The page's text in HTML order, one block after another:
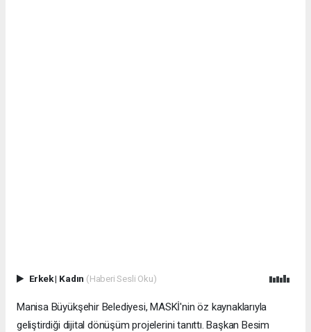
Erkek| Kadın (Haberi Sesli Oku)
Manisa Büyükşehir Belediyesi, MASKİ'nin öz kaynaklarıyla
geliştirdiği dijital dönüşüm projelerini tanıttı. Başkan Besim